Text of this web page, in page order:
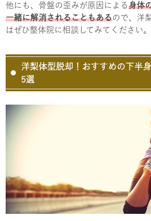
他にも、骨盤の歪みが原因による身体
一緒に解消されることもあるので、洋
はぜひ整体院に相談してみてください。
洋梨体型脱却！おすすめの下半
5選